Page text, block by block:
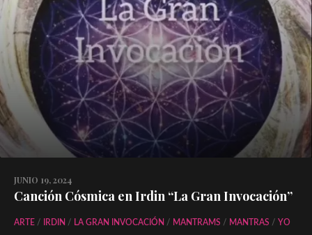
JUNIO 19, 2024
Canción Cósmica en Irdin “La Gran Invocación”
ARTE / IRDIN / LA GRAN INVOCACIÓN / MANTRAMS / MANTRAS / YO